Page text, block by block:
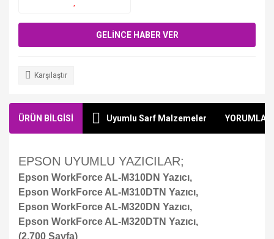
GELİNCE HABER VER
Karşılaştır
ÜRÜN BİLGİSİ Uyumlu Sarf Malzemeler YORUMLAR
EPSON UYUMLU YAZICILAR;
Epson WorkForce AL-M310DN Yazıcı,
Epson WorkForce AL-M310DTN Yazıcı,
Epson WorkForce AL-M320DN Yazıcı,
Epson WorkForce AL-M320DTN Yazıcı,
(2.700 Sayfa)